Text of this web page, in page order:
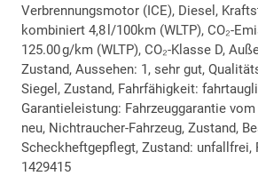
Verbrennungsmotor (ICE), Diesel,
kombiniert 4,8 l/100km (WLTP), CO₂-
125.00 g/km (WLTP), CO₂-Klasse D,
Zustand, Aussehen: 1, sehr gut,
Siegel, Zustand, Fahrfähigkeit:
Garantieleistung: Fahrzeuggarantie
neu, Nichtraucher-Fahrzeug, Zustand,
Scheckheftgepflegt, Zustand: unfallfrei,
1429415